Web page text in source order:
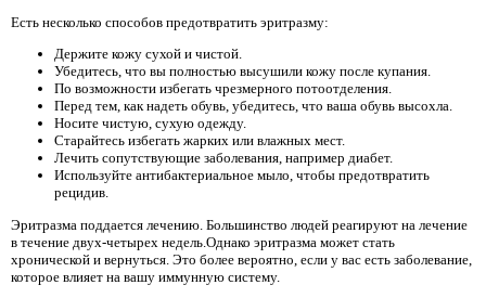
Есть несколько способов предотвратить эритразму:
Держите кожу сухой и чистой.
Убедитесь, что вы полностью высушили кожу после купания.
По возможности избегать чрезмерного потоотделения.
Перед тем, как надеть обувь, убедитесь, что ваша обувь высохла.
Носите чистую, сухую одежду.
Старайтесь избегать жарких или влажных мест.
Лечить сопутствующие заболевания, например диабет.
Используйте антибактериальное мыло, чтобы предотвратить
рецидив.
Эритразма поддается лечению. Большинство людей реагируют на лечение
в течение двух-четырех недель.Однако эритразма может стать
хронической и вернуться. Это более вероятно, если у вас есть заболевание,
которое влияет на вашу иммунную систему.